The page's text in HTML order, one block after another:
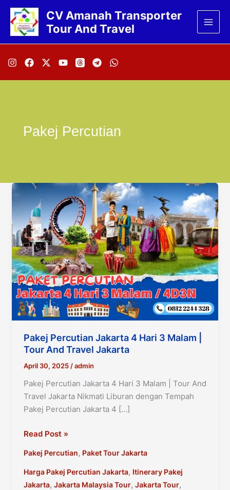
Lewati
konten
CV Amanah Transporter
Tour And Travel
Pakej Percutian
Pakej Percutian Jakarta 4 Hari 3 Malam |
Tour And Travel Jakarta
April 30, 2025 /admin
Pakej Percutian Jakarta 4 Hari 3 Malam | Tour And
Travel Jakarta Nikmati Liburan dengan Tempah
Pakej Percutian Jakarta 4 […]
Pakej
Jakarta
4
Hari
Read Post »
Pakej Percutian, Paket Tour Jakarta
Harga Pakej Percutian Jakarta, Itinerary Pakej
Jakarta, Jakarta Malaysia Tour, Jakarta Tour,